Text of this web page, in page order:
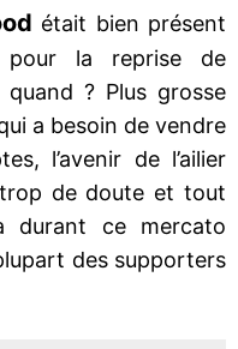
était bien présent
pour la reprise de
quand ? Plus grosse
a besoin de vendre
l’avenir de l’ailier
de doute et tout
durant ce mercato
des supporters